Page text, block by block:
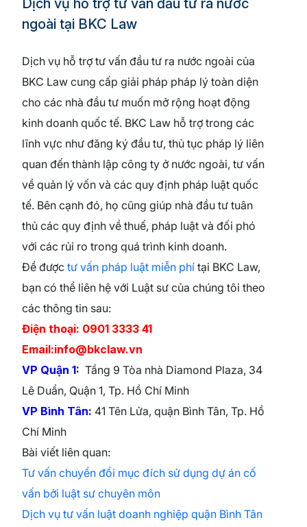
Dịch vụ hỗ trợ tư vấn đầu tư ra nước
ngoài tại BKC Law
Dịch vụ hỗ trợ tư vấn đầu tư ra nước ngoài của
BKC Law cung cấp giải pháp pháp lý toàn diện
cho các nhà đầu tư muốn mở rộng hoạt động
kinh doanh quốc tế. BKC Law hỗ trợ trong các
lĩnh vực như đăng ký đầu tư, thủ tục pháp lý liên
quan đến thành lập công ty ở nước ngoài, tư vấn
về quản lý vốn và các quy định pháp luật quốc
tế. Bên cạnh đó, họ cũng giúp nhà đầu tư tuân
thủ các quy định về thuế, pháp luật và đối phó
với các rủi ro trong quá trình kinh doanh.
Để được tư vấn pháp luật miễn phí tại BKC Law,
bạn có thể liên hệ với Luật sư của chúng tôi theo
các thông tin sau:
Điện thoại: 0901 3333 41
Email:info@bkclaw.vn
VP Quận 1: Tầng 9 Tòa nhà Diamond Plaza, 34
Lê Duẩn, Quận 1, Tp. Hồ Chí Minh
VP Bình Tân: 41 Tên Lửa, quận Bình Tân, Tp. Hồ
Chí Minh
Bài viết liên quan:
Tư vấn chuyển đổi mục đích sử dụng dự án cố
vấn bởi luật sư chuyên môn
Dịch vụ tư vấn luật doanh nghiệp quận Bình Tân